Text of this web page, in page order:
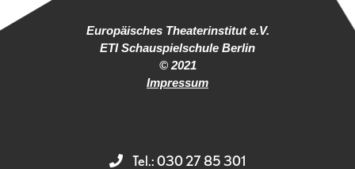
Europäisches Theaterinstitut e.V.
ETI Schauspielschule Berlin
© 2021
Impressum
Tel.: 030 27 85 301